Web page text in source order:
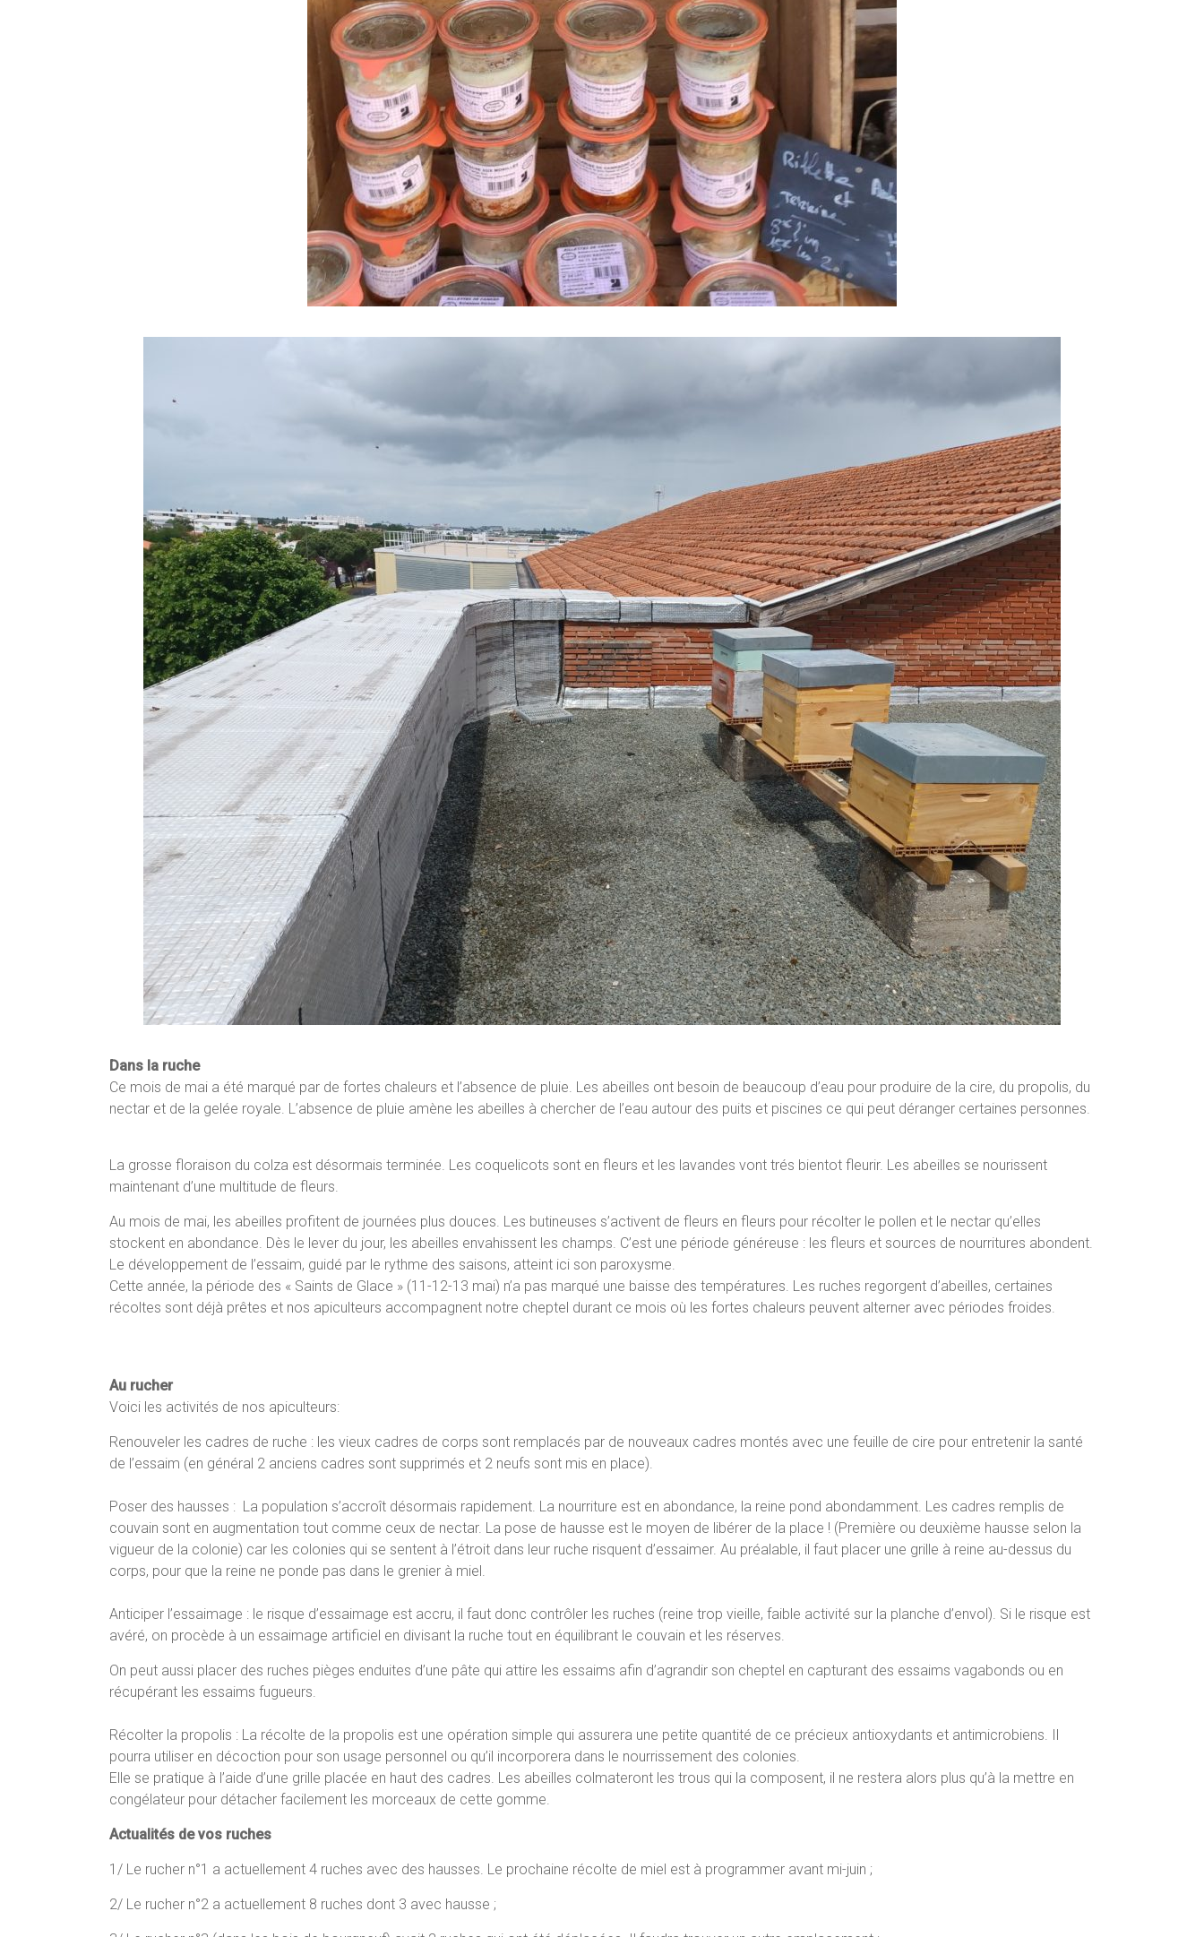
Dans la ruche
Ce mois de mai a été marqué par de fortes chaleurs et l’absence de pluie. Les abeilles ont besoin de beaucoup d’eau pour produire de la cire, du propolis, du
nectar et de la gelée royale. L’absence de pluie amène les abeilles à chercher de l’eau autour des puits et piscines ce qui peut déranger certaines personnes.
La grosse floraison du colza est désormais terminée. Les coquelicots sont en fleurs et les lavandes vont trés bientot fleurir. Les abeilles se nourissent
maintenant d’une multitude de fleurs.
Au mois de mai, les abeilles profitent de journées plus douces. Les butineuses s’activent de fleurs en fleurs pour récolter le pollen et le nectar qu’elles
stockent en abondance. Dès le lever du jour, les abeilles envahissent les champs. C’est une période généreuse : les fleurs et sources de nourritures abondent.
Le développement de l’essaim, guidé par le rythme des saisons, atteint ici son paroxysme.
Cette année, la période des « Saints de Glace » (11-12-13 mai) n’a pas marqué une baisse des températures. Les ruches regorgent d’abeilles, certaines
récoltes sont déjà prêtes et nos apiculteurs accompagnent notre cheptel durant ce mois où les fortes chaleurs peuvent alterner avec périodes froides.
Au rucher
Voici les activités de nos apiculteurs:
Renouveler les cadres de ruche : les vieux cadres de corps sont remplacés par de nouveaux cadres montés avec une feuille de cire pour entretenir la santé
de l’essaim (en général 2 anciens cadres sont supprimés et 2 neufs sont mis en place).
Poser des hausses : La population s’accroît désormais rapidement. La nourriture est en abondance, la reine pond abondamment. Les cadres remplis de
couvain sont en augmentation tout comme ceux de nectar. La pose de hausse est le moyen de libérer de la place ! (Première ou deuxième hausse selon la
vigueur de la colonie) car les colonies qui se sentent à l’étroit dans leur ruche risquent d’essaimer. Au préalable, il faut placer une grille à reine au-dessus du
corps, pour que la reine ne ponde pas dans le grenier à miel.
Anticiper l’essaimage : le risque d’essaimage est accru, il faut donc contrôler les ruches (reine trop vieille, faible activité sur la planche d’envol). Si le risque est
avéré, on procède à un essaimage artificiel en divisant la ruche tout en équilibrant le couvain et les réserves.
On peut aussi placer des ruches pièges enduites d’une pâte qui attire les essaims afin d’agrandir son cheptel en capturant des essaims vagabonds ou en
récupérant les essaims fugueurs.
Récolter la propolis : La récolte de la propolis est une opération simple qui assurera une petite quantité de ce précieux antioxydants et antimicrobiens. Il
pourra utiliser en décoction pour son usage personnel ou qu’il incorporera dans le nourrissement des colonies.
Elle se pratique à l’aide d’une grille placée en haut des cadres. Les abeilles colmateront les trous qui la composent, il ne restera alors plus qu’à la mettre en
congélateur pour détacher facilement les morceaux de cette gomme.
Actualités de vos ruches
1/ Le rucher n°1 a actuellement 4 ruches avec des hausses. Le prochaine récolte de miel est à programmer avant mi-juin ;
2/ Le rucher n°2 a actuellement 8 ruches dont 3 avec hausse ;